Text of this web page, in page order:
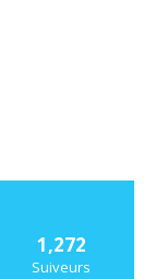
1,272
Suiveurs